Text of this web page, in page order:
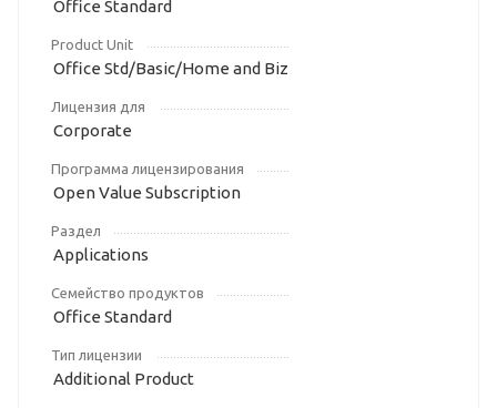
Office Standard
Product Unit
Office Std/Basic/Home and Biz
Лицензия для
Corporate
Программа лицензирования
Open Value Subscription
Раздел
Applications
Семейство продуктов
Office Standard
Тип лицензии
Additional Product